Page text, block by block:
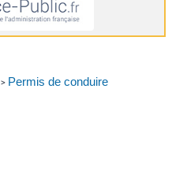
> Permis de conduire